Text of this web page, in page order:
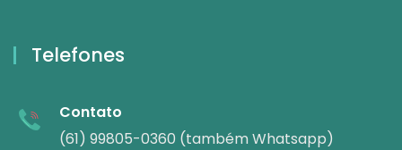
Telefones
Contato
(61) 99805-0360 (também Whatsapp)